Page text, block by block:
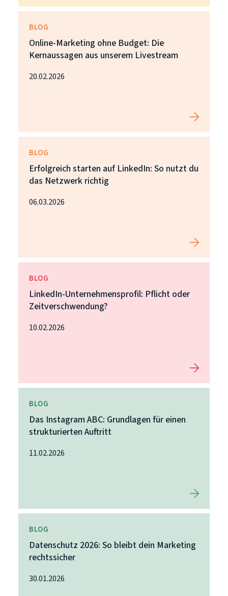
BLOG
Online-Marketing ohne Budget: Die
Kernaussagen aus unserem Livestream
20.02.2026
BLOG
Erfolgreich starten auf LinkedIn: So nutzt du
das Netzwerk richtig
06.03.2026
BLOG
LinkedIn-Unternehmensprofil: Pflicht oder
Zeitverschwendung?
10.02.2026
BLOG
Das Instagram ABC: Grundlagen für einen
strukturierten Auftritt
11.02.2026
BLOG
Datenschutz 2026: So bleibt dein Marketing
rechtssicher
30.01.2026